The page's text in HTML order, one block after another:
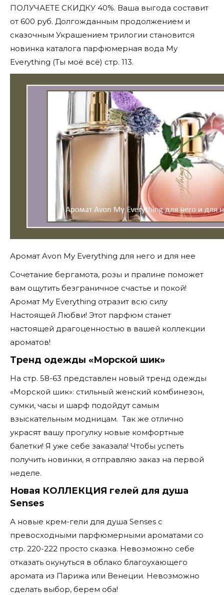
ПОЛУЧАЕТЕ СКИДКУ 40%. Ваша выгода составит
от 600 руб. Долгожданным продолжением и
сказочным Украшением трилогии становится
новинка каталога парфюмерная вода My
Everything (Ты моё всё) стр. 113.
Аромат Avon My Everything для него и для нее
Сочетание бергамота, розы и пралине поможет
вам ощутить безграничное счастье и покой!
Аромат My Everything отразит всю силу
Настоящей Любви! Этот парфюм станет
настоящей драгоценностью в вашей коллекции
ароматов!
Тренд одежды «Морской шик»
На стр. 58-63 представлен новый тренд одежды
«Морской шик»: стильный женский комбинезон,
сумки, часы и шарф подойдут самым
взыскательным модницам. Так же отлично
украсят вашу прогулку новые комфортные
балетки! Я уже себе заказала! Чтобы успеть
получить новинки, я отправляю заказ на первой
неделе.
Новая КОЛЛЕКЦИЯ гелей для душа
Senses
А новые крем-гели для душа Senses с
превосходными парфюмерными ароматами со
стр. 220-222 просто сказка. Невозможно себе
отказать окунуться в облако благоухающего
аромата из Парижа или Венеции. Невозможно
сделать выбор, берем оба!